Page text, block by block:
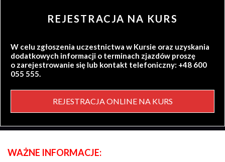
REJESTRACJA NA KURS
W celu zgłoszenia uczestnictwa w Kursie oraz uzyskania
dodatkowych informacji o terminach zjazdów proszę
o zarejestrowanie się lub kontakt telefoniczny: +48 600
055 555.
REJESTRACJA ONLINE NA KURS
WAŻNE INFORMACJE: